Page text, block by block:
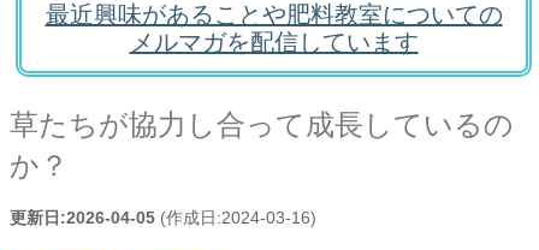
最近興味があることや肥料教室についての
メルマガを配信しています
草たちが協力し合って成長しているの
か？
更新日:2026-04-05 (作成日:2024-03-16)